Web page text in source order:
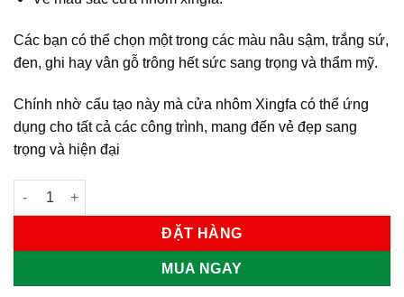
Các bạn có thể chọn một trong các màu nâu sậm, trắng sứ,
đen, ghi hay vân gỗ trông hết sức sang trọng và thẩm mỹ.
Chính nhờ cấu tạo này mà cửa nhôm Xingfa có thể ứng
dụng cho tất cả các công trình, mang đến vẻ đẹp sang
trọng và hiện đại
Cửa nhôm xingfa số lượng
ĐẶT HÀNG
MUA NGAY